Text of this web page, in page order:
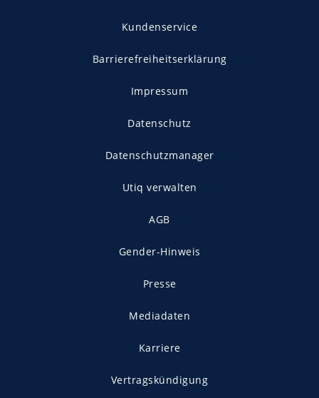
Kundenservice
Barrierefreiheitserklärung
Impressum
Datenschutz
Datenschutzmanager
Utiq verwalten
AGB
Gender-Hinweis
Presse
Mediadaten
Karriere
Vertragskündigung